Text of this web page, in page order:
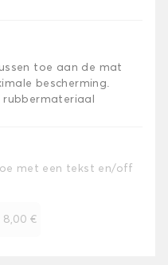
toe aan de mat
bescherming.
met een tekst en/off
8,00 €